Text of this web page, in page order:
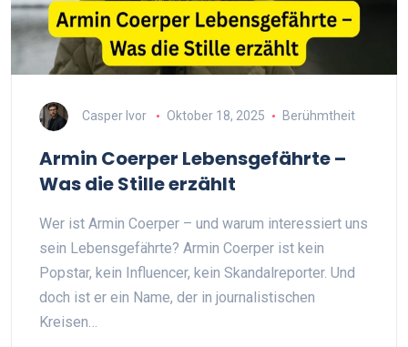
Casper Ivor Oktober 18, 2025 Berühmtheit
Armin Coerper Lebensgefährte –
Was die Stille erzählt
Wer ist Armin Coerper – und warum interessiert uns
sein Lebensgefährte? Armin Coerper ist kein
Popstar, kein Influencer, kein Skandalreporter. Und
doch ist er ein Name, der in journalistischen
Kreisen…